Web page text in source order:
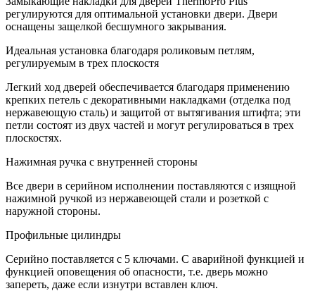
регулируются для оптимальной установки двери. Двери
оснащены защелкой бесшумного закрывания.
Идеальная установка благодаря роликовым петлям,
регулируемым в трех плоскостя
Легкий ход дверей обеспечивается благодаря применению
крепких петель с декоративными накладками (отделка под
нержавеющую сталь) и защитой от вытягивания штифта; эти
петли состоят из двух частей и могут регулироваться в трех
плоскостях.
Нажимная ручка с внутренней стороны
Все двери в серийном исполнении поставляются с изящной
нажимной ручкой из нержавеющей стали и розеткой с
наружной стороны.
Профильные цилиндры
Серийно поставляется с 5 ключами. С аварийной функцией и
функцией оповещения об опасности, т.е. дверь можно
запереть, даже если изнутри вставлен ключ.